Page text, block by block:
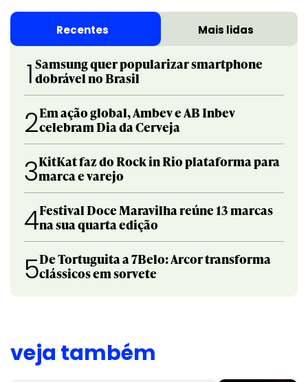
Recentes Mais lidas
1 Samsung quer popularizar smartphone
dobrável no Brasil
2Em ação global, Ambev e AB Inbev
celebram Dia da Cerveja
3KitKat faz do Rock in Rio plataforma para
marca e varejo
4Festival Doce Maravilha reúne 13 marcas
na sua quarta edição
5De Tortuguita a 7Belo: Arcor transforma
clássicos em sorvete
veja também